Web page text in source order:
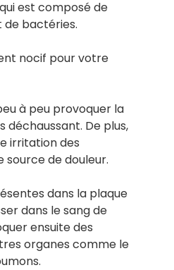
est composé de
de bactéries.
nocif pour votre
à peu provoquer la
déchaussant. De plus,
irritation des
source de douleur.
dans la plaque
dans le sang de
ensuite des
organes comme le